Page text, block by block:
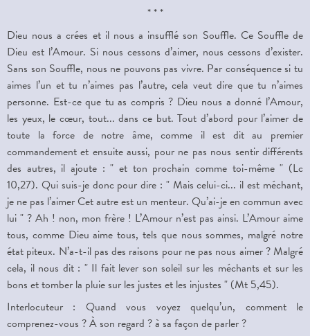
* * *
Dieu nous a crées et il nous a insufflé son Souffle. Ce Souffle de
Dieu est l’Amour. Si nous cessons d’aimer, nous cessons d’exister.
Sans son Souffle, nous ne pouvons pas vivre. Par conséquence si tu
aimes l’un et tu n’aimes pas l’autre, cela veut dire que tu n’aimes
personne. Est-ce que tu as compris ? Dieu nous a donné l’Amour,
les yeux, le cœur, tout... dans ce but. Tout d’abord pour l’aimer de
toute la force de notre âme, comme il est dit au premier
commandement et ensuite aussi, pour ne pas nous sentir différents
des autres, il ajoute : " et ton prochain comme toi-même " (Lc
10,27). Qui suis-je donc pour dire : " Mais celui-ci... il est méchant,
je ne pas l’aimer Cet autre est un menteur. Qu’ai-je en commun avec
lui " ? Ah ! non, mon frère ! L’Amour n’est pas ainsi. L’Amour aime
tous, comme Dieu aime tous, tels que nous sommes, malgré notre
état piteux. N’a-t-il pas des raisons pour ne pas nous aimer ? Malgré
cela, il nous dit : " Il fait lever son soleil sur les méchants et sur les
bons et tomber la pluie sur les justes et les injustes " (Mt 5,45).
Interlocuteur : Quand vous voyez quelqu’un, comment le
comprenez-vous ? À son regard ? à sa façon de parler ?